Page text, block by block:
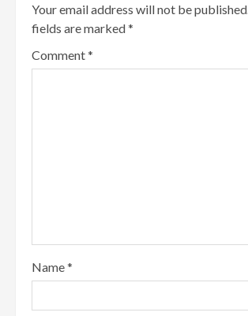
Your email address will not be published.
fields are marked*
Comment*
Name*